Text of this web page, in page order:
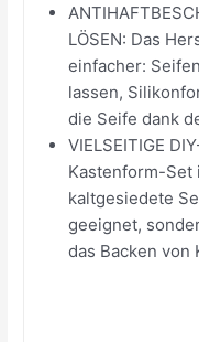
LÖSEN: Das
einfacher:
lassen,
die Seife dank
VIELSEITIGE
Kastenform-
kaltgesiedete
geeignet,
das Backen von